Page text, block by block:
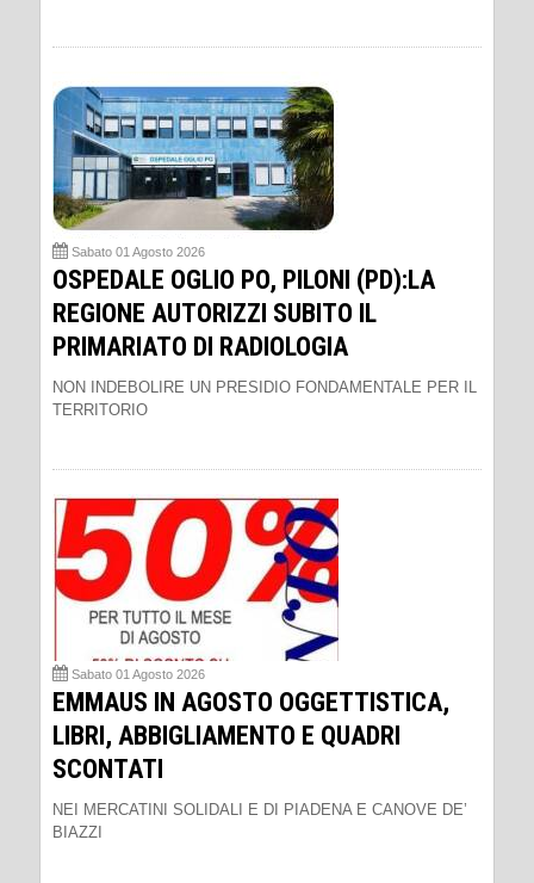
Sabato 01 Agosto 2026
OSPEDALE OGLIO PO, PILONI (PD):LA
REGIONE AUTORIZZI SUBITO IL
PRIMARIATO DI RADIOLOGIA
NON INDEBOLIRE UN PRESIDIO FONDAMENTALE PER IL
TERRITORIO
Sabato 01 Agosto 2026
EMMAUS IN AGOSTO OGGETTISTICA,
LIBRI, ABBIGLIAMENTO E QUADRI
SCONTATI
NEI MERCATINI SOLIDALI E DI PIADENA E CANOVE DE’
BIAZZI